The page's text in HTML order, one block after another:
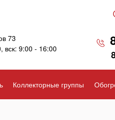
73
вск: 9:00 - 16:00
Коллекторные группы